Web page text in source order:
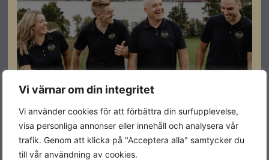
Vi värnar om din integritet
Vi använder cookies för att förbättra din surfupplevelse,
visa personliga annonser eller innehåll och analysera vår
trafik. Genom att klicka på "Acceptera alla" samtycker du
till vår användning av cookies.
Specifikationer
125kW
Varumärke Solinteg
IP klass IP 66